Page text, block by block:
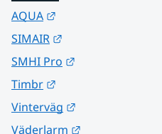
AQUA
SIMAIR
SMHI Pro
Timbr
Vinterväg
Väderlarm